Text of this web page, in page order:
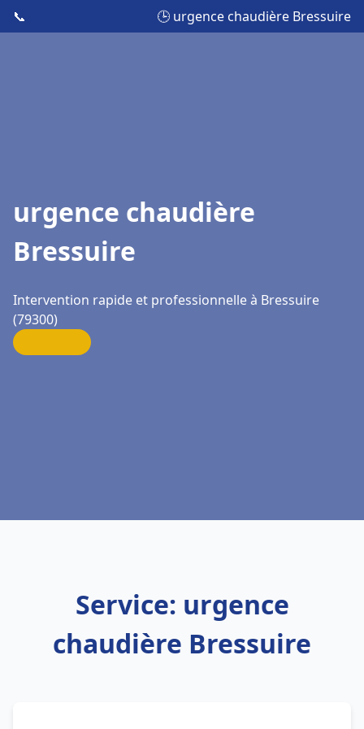
📞 🕒 urgence chaudière Bressuire
urgence chaudière
Bressuire
Intervention rapide et professionnelle à Bressuire
(79300)
Service: urgence
chaudière Bressuire